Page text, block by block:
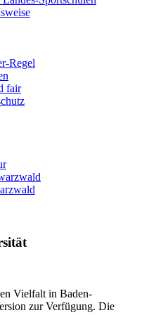
Regel
fair
Vielfalt in Baden-
zur Verfügung. Die